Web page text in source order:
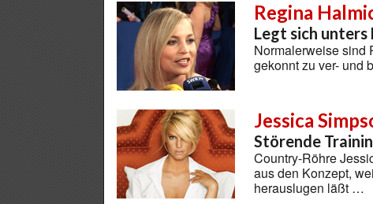
Regina
Legt sich unters
Normalerweise sind
gekonnt zu ver- und
Jessica
Störende
Country-Röhre
aus den Konzept,
herauslugen läßt …